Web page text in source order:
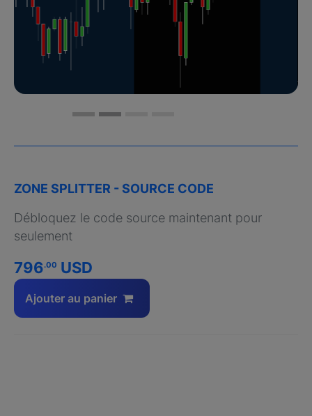
ZONE SPLITTER - SOURCE CODE
Débloquez le code source maintenant pour
seulement
796.00 USD
Ajouter au panier